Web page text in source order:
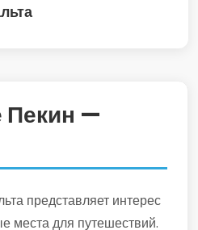
Пекин —
представляет интерес
места для путешествий.